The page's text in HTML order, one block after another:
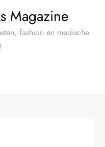
Magazine
fashion en medische